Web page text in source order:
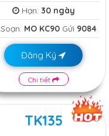
Hạn: 30 ngày
Soạn: MO KC90 Gửi 9084
Đăng Ký
Chi tiết
TK135